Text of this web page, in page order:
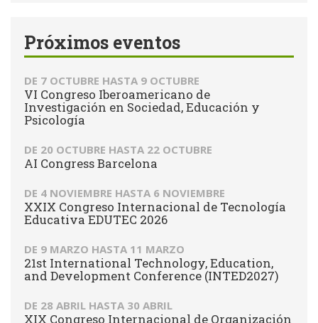
Próximos eventos
DE 7 OCTUBRE HASTA 9 OCTUBRE
VI Congreso Iberoamericano de
Investigación en Sociedad, Educación y
Psicología
DE 20 OCTUBRE HASTA 22 OCTUBRE
AI Congress Barcelona
DE 4 NOVIEMBRE HASTA 6 NOVIEMBRE
XXIX Congreso Internacional de Tecnología
Educativa EDUTEC 2026
DE 9 MARZO HASTA 11 MARZO
21st International Technology, Education,
and Development Conference (INTED2027)
DE 28 ABRIL HASTA 30 ABRIL
XIX Congreso Internacional de Organización